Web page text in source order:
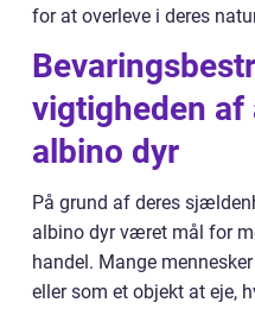
for at overleve i deres
vigtigheden af
albino dyr
På grund af deres
albino dyr været mål for
handel. Mange
eller som et objekt at eje,